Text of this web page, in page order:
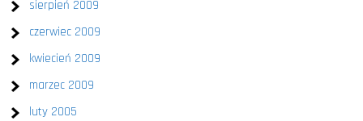
sierpień 2009
czerwiec 2009
kwiecień 2009
marzec 2009
luty 2005